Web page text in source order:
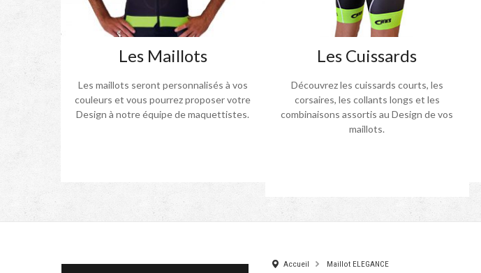
Les Maillots
Les maillots seront personnalisés à vos
couleurs et vous pourrez proposer votre
Design à notre équipe de maquettistes.
Les Cuissards
Découvrez les cuissards courts, les
corsaires, les collants longs et les
combinaisons assortis au Design de vos
maillots.
Accueil Maillot ELEGANCE